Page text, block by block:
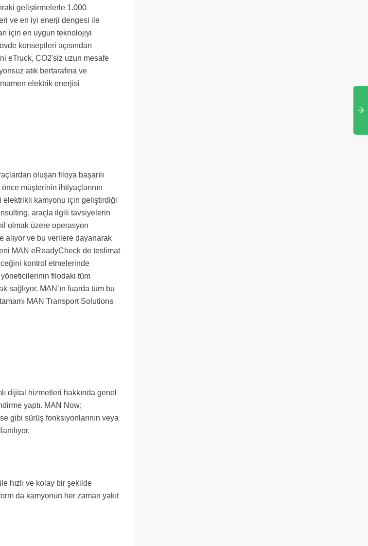
geliştirmelerle 1.000
ve en iyi enerji dengesi ile
için en uygun teknolojiyi
konseptleri açısından
eTruck, CO2'siz uzun mesafe
atık bertarafına ve
elektrik enerjisi
oluşan filoya başarılı
müşterinin ihtiyaçlarının
elektrikli kamyonu için geliştirdiği
araçla ilgili tavsiyelerin
olmak üzere operasyon
alıyor ve bu verilere dayanarak
MAN eReadyCheck de teslimat
kontrol etmelerinde
filodaki tüm
MAN’ın fuarda tüm bu
MAN Transport Solutions
dijital hizmetleri hakkında genel
yaptı. MAN Now;
gibi sürüş fonksiyonlarının veya
hızlı ve kolay bir şekilde
da kamyonun her zaman yakıt